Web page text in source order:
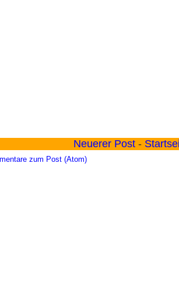
Neuerer Post -
zum Post (Atom)